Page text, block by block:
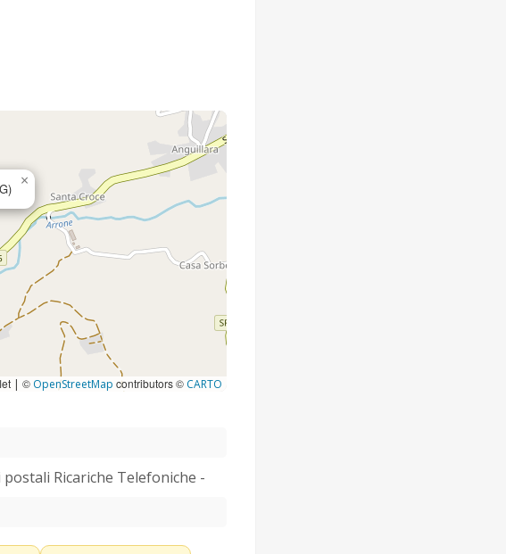
×
| © OpenStreetMap contributors © CARTO
Ricariche Telefoniche -